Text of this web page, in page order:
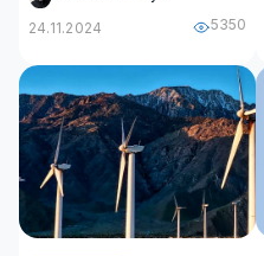
24.11.2024
5350